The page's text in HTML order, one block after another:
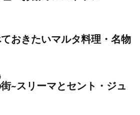
おきたいマルタ料理・名物
~スリーマとセント・ジュ